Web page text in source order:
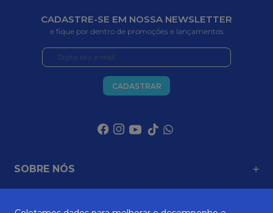
CADASTRE-SE EM NOSSA NEWSLETTER
e fique por dentro de promoções e lançamentos
CADASTRAR
SOBRE NÓS